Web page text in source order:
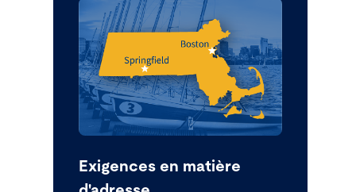
Exigences en matière